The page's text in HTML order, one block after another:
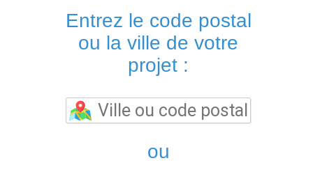
Entrez le code postal
ou la ville de votre
projet :
ou